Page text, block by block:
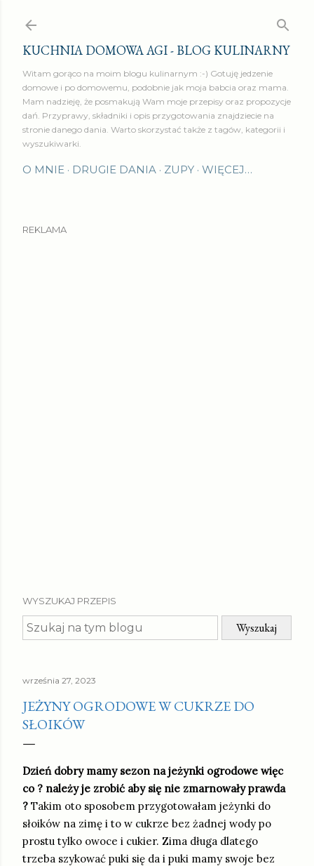
KUCHNIA DOMOWA AGI - BLOG KULINARNY
Witam gorąco na moim blogu kulinarnym :-) Gotuję jedzenie
domowe i po domowemu, podobnie jak moja babcia oraz mama.
Mam nadzieję, że posmakują Wam moje przepisy oraz propozycje
dań. Przyprawy, składniki i opis przygotowania znajdziecie na
stronie danego dania. Warto skorzystać także z tagów, kategorii i
wyszukiwarki.
O MNIE DRUGIE DANIA ZUPY WIĘCEJ…
REKLAMA
WYSZUKAJ PRZEPIS
września 27, 2023
JEŻYNY OGRODOWE W CUKRZE DO
SŁOIKÓW
Dzień dobry mamy sezon na jeżynki ogrodowe więc
co ? należy je zrobić aby się nie zmarnowały prawda
? Takim oto sposobem przygotowałam jeżynki do
słoików na zimę i to w cukrze bez żadnej wody po
prostu tylko owoce i cukier. Zima długa dlatego
trzeba szykować puki się da i puki mamy swoje bez